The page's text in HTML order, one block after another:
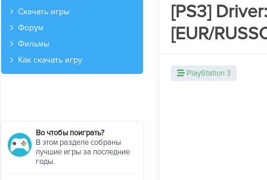
Скачать игры
Форум
Фильмы
Как скачать игру
Во чтобы поиграть?
В этом разделе собраны
лучшие игры за последние
годы.
[PS3]
[EUR/
PlayStation 3